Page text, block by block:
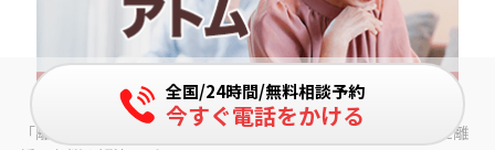
「離婚弁護士アトム
」はアトム法律事務所の弁護士が監修した離
全国/24時間/無料相談予約
今すぐ電話をかける